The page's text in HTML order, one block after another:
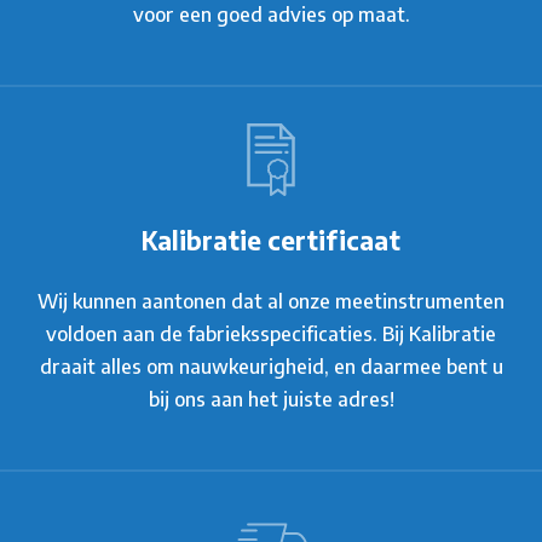
voor een goed advies op maat.
Kalibratie certificaat
Wij kunnen aantonen dat al onze meetinstrumenten
voldoen aan de fabrieksspecificaties. Bij Kalibratie
draait alles om nauwkeurigheid, en daarmee bent u
bij ons aan het juiste adres!